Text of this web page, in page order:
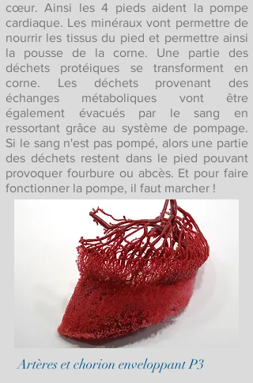
cœur. Ainsi les 4 pieds aident la pompe
cardiaque. Les minéraux vont permettre de
nourrir les tissus du pied et permettre ainsi
la pousse de la corne. Une partie des
déchets protéiques se transforment en
corne. Les déchets provenant des
échanges métaboliques vont être
également évacués par le sang en
ressortant grâce au système de pompage.
Si le sang n'est pas pompé, alors une partie
des déchets restent dans le pied pouvant
provoquer fourbure ou abcès. Et pour faire
fonctionner la pompe, il faut marcher !
Artères et chorion enveloppant P3